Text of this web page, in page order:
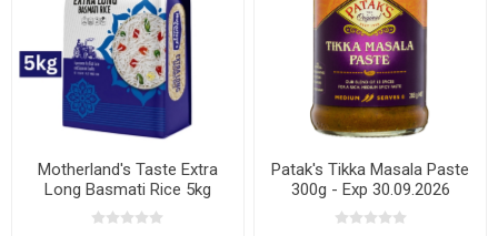
Motherland's Taste Extra
Long Basmati Rice 5kg
Patak's Tikka Masala Paste
300g - Exp 30.09.2026